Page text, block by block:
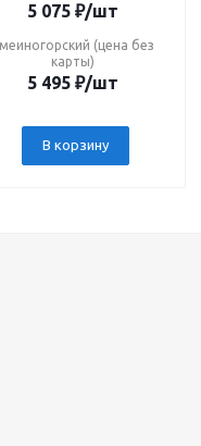
5 075₽/шт
(цена без
карты)
5 495₽/шт
В корзину